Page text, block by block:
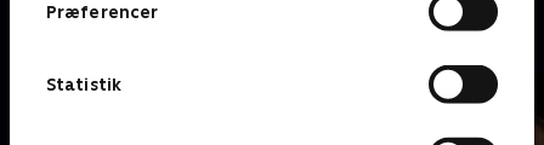
Præferencer
Statistik